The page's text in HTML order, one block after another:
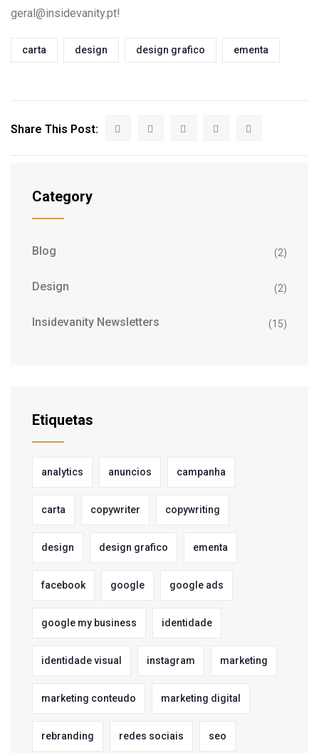
geral@insidevanity.pt!
carta design design grafico ementa
Share This Post:
Category
Blog (2)
Design (2)
Insidevanity Newsletters (15)
Etiquetas
analytics anuncios campanha
carta copywriter copywriting
design design grafico ementa
facebook google google ads
google my business identidade
identidade visual instagram marketing
marketing conteudo marketing digital
rebranding redes sociais seo